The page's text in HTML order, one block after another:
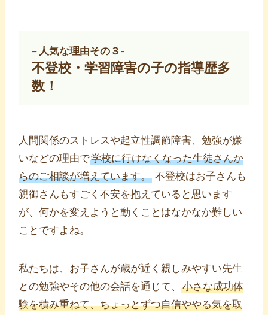
– 人気な理由その３-
不登校・学習障害の子の指導歴多
数！
人間関係のストレスや起立性調節障害、勉強が嫌
いなどの理由で学校に行けなくなった生徒さんか
らのご相談が増えています。 不登校はお子さんも
親御さんもすごく不安を抱えていると思います
が、何かを変えようと動くことはなかなか難しい
ことですよね。
私たちは、お子さんが歳が近く親しみやすい先生
との勉強やその他の会話を通じて、小さな成功体
験を積み重ねて、ちょっとずつ自信ややる気を取